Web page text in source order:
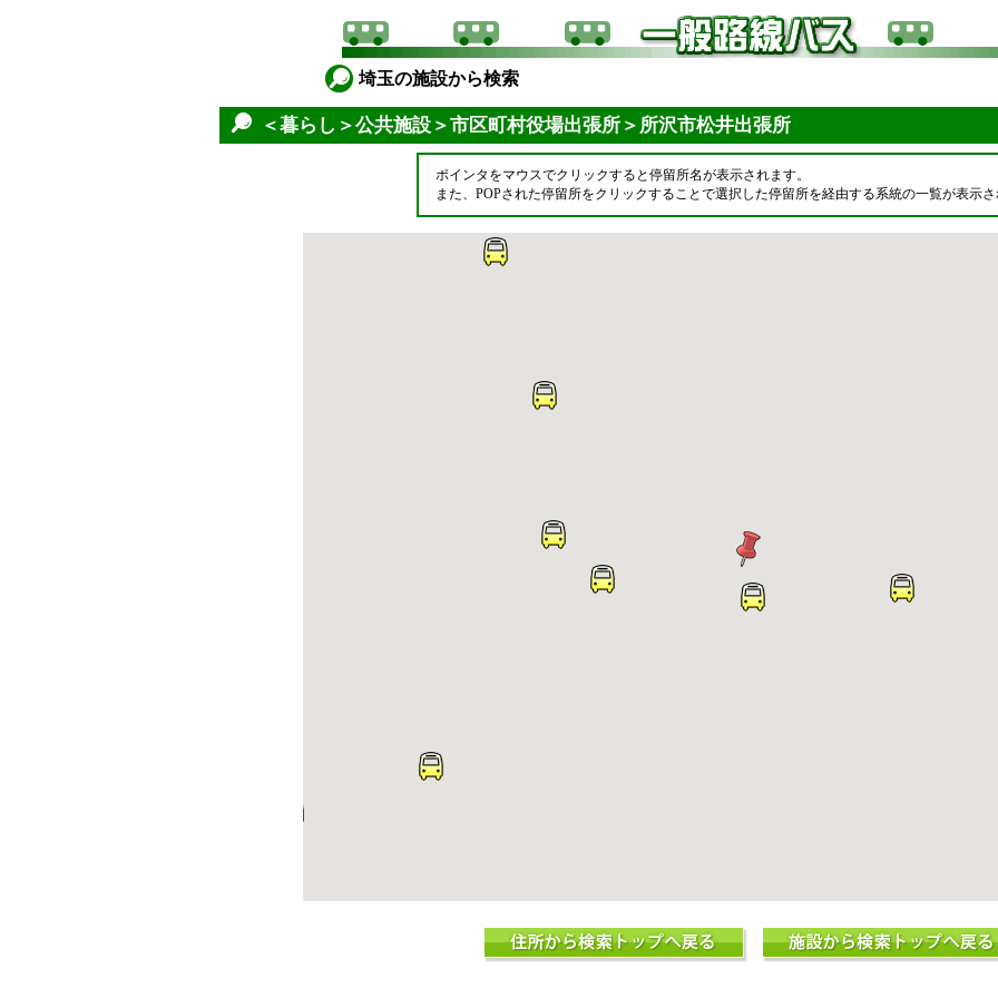
埼玉の施設から検索
＜暮らし＞公共施設＞市区町村役場出張所＞所沢市松井出張所
ポインタをマウスでクリックすると停留所名が表示されます。
また、POPされた停留所をクリックすることで選択した停留所を経由する系統の一覧が表示